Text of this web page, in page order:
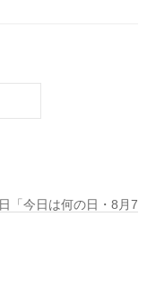
「今日は何の日・8月7